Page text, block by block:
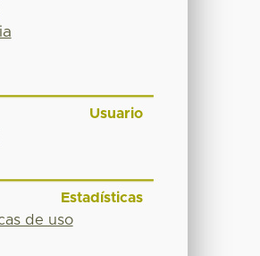
Usuario
Estadísticas
de uso